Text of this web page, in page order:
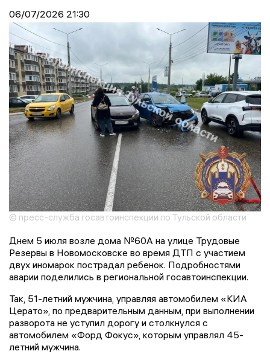
06/07/2026 21:30
© пресс-служба госавтоинспекции по Тульской области
Днем 5 июля возле дома №60А на улице Трудовые
Резервы в Новомосковске во время ДТП с участием
двух иномарок пострадал ребенок. Подробностями
аварии поделились в региональной госавтоинспекции.
Так, 51-летний мужчина, управляя автомобилем «КИА
Церато», по предварительным данным, при выполнении
разворота не уступил дорогу и столкнулся с
автомобилем «Форд Фокус», которым управлял 45-
летний мужчина.